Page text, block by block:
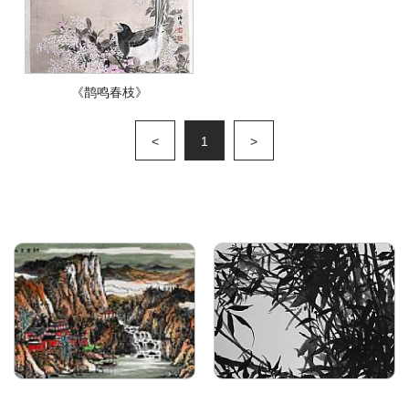
《鹊鸣春枝》
< 1 >